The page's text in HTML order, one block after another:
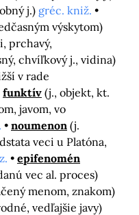
j.) gréc. kniž.
výskytom)
prchavý,
chvíľkový j., vidina)
v rade
funktív (j., objekt, kt.
javom, vo
noumenon (j.
veci u Platóna,
epifenomén
vec al. proces)
menom, znakom)
vedľajšie javy)